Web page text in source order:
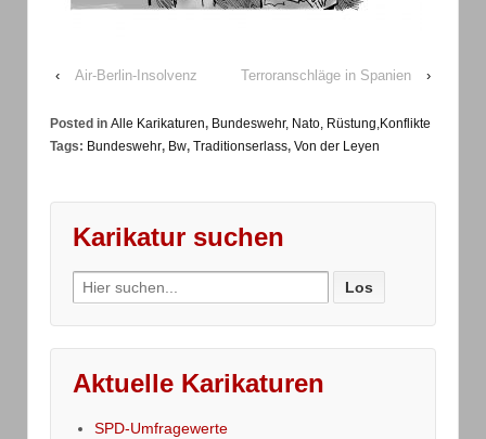
‹ Air-Berlin-Insolvenz Terroranschläge in Spanien ›
Posted in Alle Karikaturen, Bundeswehr, Nato, Rüstung,Konflikte
Tags: Bundeswehr, Bw, Traditionserlass, Von der Leyen
Karikatur suchen
Search
for:
Aktuelle Karikaturen
SPD-Umfragewerte